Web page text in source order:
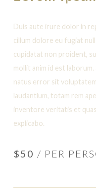
Duis aute irure dolor in
cillum dolore eu fugiat
cupidatat non proident,
mollit anim id est
natus error sit
laudantium, totam rem
inventore veritatis et
explicabo.
$50 / PER